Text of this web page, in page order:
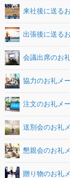
来社後に送る
出張後に送る
会議出席のお
協力のお礼メ
注文のお礼メ
送別会のお礼
懇親会のお礼
贈り物のお礼